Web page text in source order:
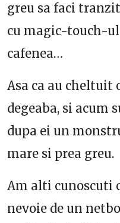
greu sa faci
cu magic-touch-
cafenea…
Asa ca au cheltuit
degeaba, si acum
dupa ei un
mare si prea greu.
Am alti cunoscuti
nevoie de un